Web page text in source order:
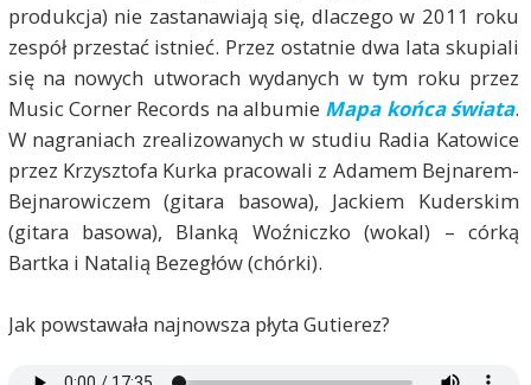
produkcja) nie zastanawiają się, dlaczego w 2011 roku
zespół przestać istnieć. Przez ostatnie dwa lata skupiali
się na nowych utworach wydanych w tym roku przez
Music Corner Records na albumie Mapa końca świata.
W nagraniach zrealizowanych w studiu Radia Katowice
przez Krzysztofa Kurka pracowali z Adamem Bejnarem-
Bejnarowiczem (gitara basowa), Jackiem Kuderskim
(gitara basowa), Blanką Woźniczko (wokal) – córką
Bartka i Natalią Bezegłów (chórki).
Jak powstawała najnowsza płyta Gutierez?